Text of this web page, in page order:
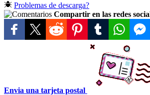
Problemas de descarga?
Compartir en las redes
Envia una tarjeta postal